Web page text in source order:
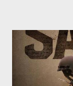
திரும்பி நோக்கும்
உடலையும் இடுப்பில்
செய்யாதது
சித்தரிக்க